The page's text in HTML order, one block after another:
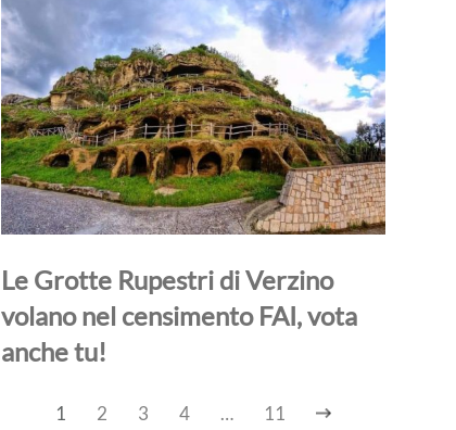
Le Grotte Rupestri di Verzino
volano nel censimento FAI, vota
anche tu!
1 2 3 4 … 11